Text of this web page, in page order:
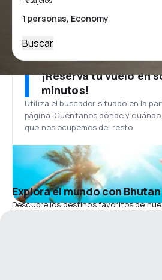
Buscar
¡Reserva tu vuelo en
minutos!
Utiliza el buscador situado en la
página. Cuéntanos dónde y
que nos ocupemos del resto.
Explora el mundo con
Descubre los destinos favoritos de